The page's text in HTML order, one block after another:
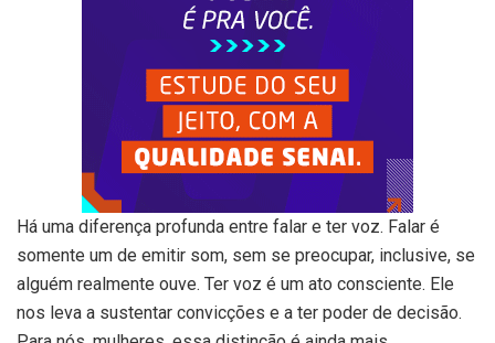
Há uma diferença profunda entre falar e ter voz. Falar é
somente um de emitir som, sem se preocupar, inclusive, se
alguém realmente ouve. Ter voz é um ato consciente. Ele
nos leva a sustentar convicções e a ter poder de decisão.